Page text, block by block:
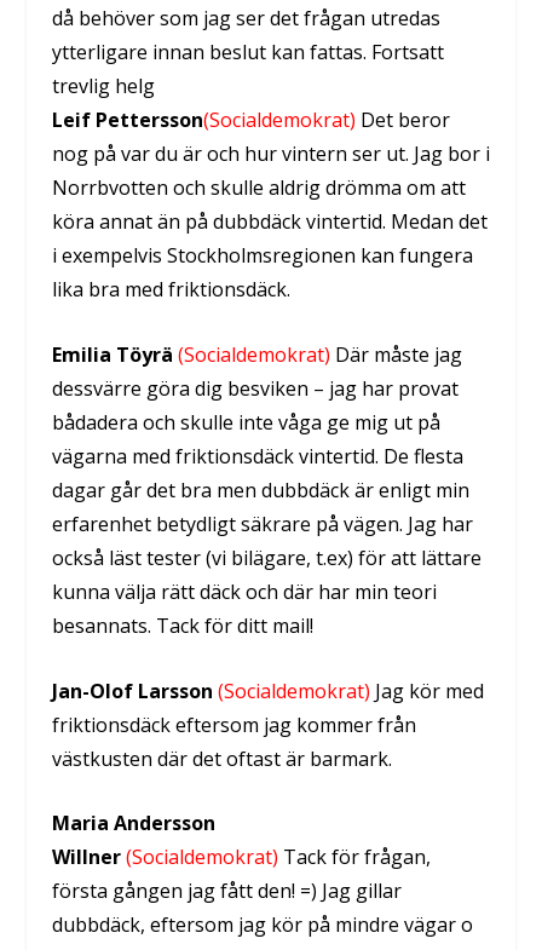
då behöver som jag ser det frågan utredas
ytterligare innan beslut kan fattas. Fortsatt
trevlig helg
Leif Pettersson(Socialdemokrat) Det beror
nog på var du är och hur vintern ser ut. Jag bor i
Norrbvotten och skulle aldrig drömma om att
köra annat än på dubbdäck vintertid. Medan det
i exempelvis Stockholmsregionen kan fungera
lika bra med friktionsdäck.
Emilia Töyrä (Socialdemokrat) Där måste jag
dessvärre göra dig besviken – jag har provat
bådadera och skulle inte våga ge mig ut på
vägarna med friktionsdäck vintertid. De flesta
dagar går det bra men dubbdäck är enligt min
erfarenhet betydligt säkrare på vägen. Jag har
också läst tester (vi bilägare, t.ex) för att lättare
kunna välja rätt däck och där har min teori
besannats. Tack för ditt mail!
Jan-Olof Larsson (Socialdemokrat) Jag kör med
friktionsdäck eftersom jag kommer från
västkusten där det oftast är barmark.
Maria Andersson
Willner(Socialdemokrat) Tack för frågan,
första gången jag fått den! =) Jag gillar
dubbdäck, eftersom jag kör på mindre vägar o